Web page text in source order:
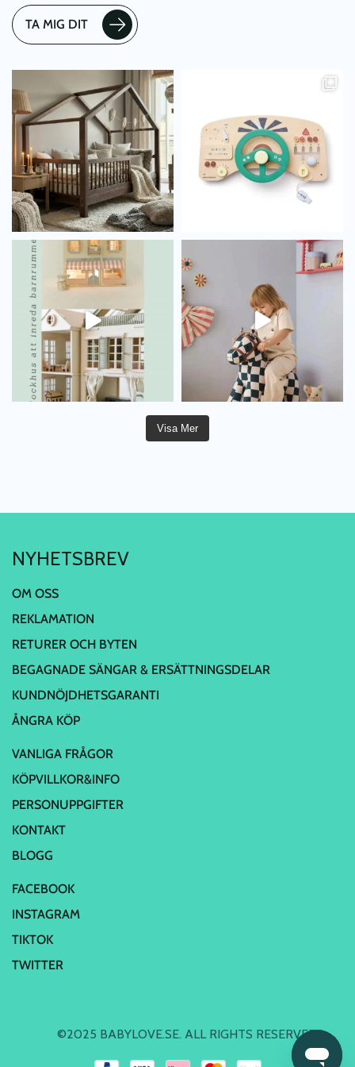
TA MIG DIT
Visa Mer
NYHETSBREV
OM OSS
REKLAMATION
RETURER OCH BYTEN
BEGAGNADE SÄNGAR & ERSÄTTNINGSDELAR
KUNDNÖJDHETSGARANTI
ÅNGRA KÖP
VANLIGA FRÅGOR
KÖPVILLKOR&INFO
PERSONUPPGIFTER
KONTAKT
BLOGG
FACEBOOK
INSTAGRAM
TIKTOK
TWITTER
©2025 BABYLOVE.SE. ALL RIGHTS RESERVED